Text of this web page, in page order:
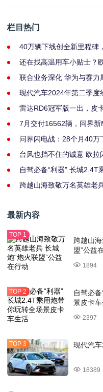
栏目热门
40万辆下线创全新里程碑
还在找高温用车小贴士？
联合业务深化 华为与赛力
现代汽车2024年第二季度
雷达RD6冠军版一出，皮
7月交付16562辆，问界新
问界闪电战：28个月40
台风也挡不住的诚意 欧
自驾必备“利器” 长城
跨越山海致敬万名英雄老
最新内容
跨越山
盟”公益
1894
自驾必
景皮卡
2397
现代汽
18389